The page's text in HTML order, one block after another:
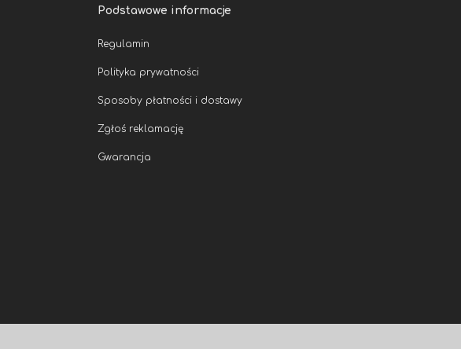
Podstawowe informacje
Regulamin
Polityka prywatności
Sposoby płatności i dostawy
Zgłoś reklamację
Gwarancja